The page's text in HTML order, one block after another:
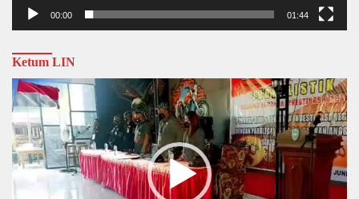
00:00 01:44
Ketum LIN
Video
Player